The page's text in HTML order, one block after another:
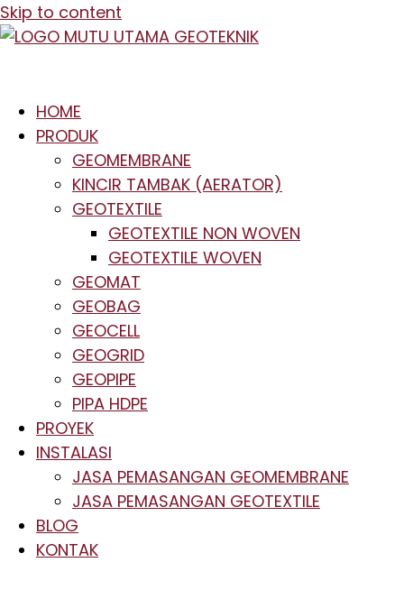
Skip to content
HOME
PRODUK
GEOMEMBRANE
KINCIR TAMBAK (AERATOR)
GEOTEXTILE
GEOTEXTILE NON WOVEN
GEOTEXTILE WOVEN
GEOMAT
GEOBAG
GEOCELL
GEOGRID
GEOPIPE
PIPA HDPE
PROYEK
INSTALASI
JASA PEMASANGAN GEOMEMBRANE
JASA PEMASANGAN GEOTEXTILE
BLOG
KONTAK